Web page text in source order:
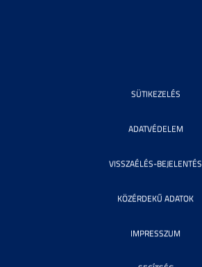
SÜTIKEZELÉS
ADATVÉDELEM
VISSZAÉLÉS-BEJELENTÉS
KÖZÉRDEKŰ ADATOK
IMPRESSZUM